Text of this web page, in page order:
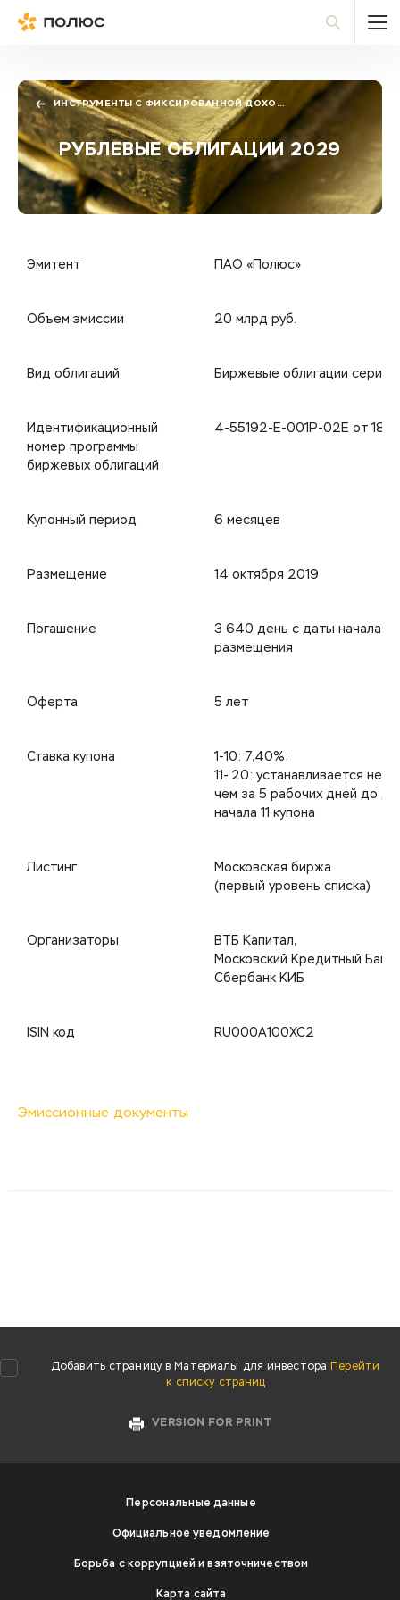
ИНСТРУМЕНТЫ С ФИКСИРОВАННОЙ ДОХОДНОСТЬЮ
РУБЛЕВЫЕ ОБЛИГАЦИИ 2029
Эмитент ПАО «Полюс»
Объем эмиссии 20 млрд руб.
Вид облигаций Биржевые облигации серии
Идентификационный
номер программы
биржевых облигаций
4-55192-Е-001Р-02Е от
Купонный период 6 месяцев
Размещение 14 октября 2019
Погашение
3 640 день с даты начала
размещения
Оферта 5 лет
Ставка купона
1-10: 7,40%;
11- 20: устанавливается не
чем за 5 рабочих дней до
начала 11 купона
Листинг
Московская биржа
(первый уровень списка)
Организаторы
ВТБ Капитал,
Московский Кредитный Банк,
Сбербанк КИБ
ISIN код RU000A100XC2
Эмиссионные документы
Добавить страницу в Материалы для инвестора
Перейти
к списку страниц
VERSION FOR PRINT
Персональные данные
Официальное уведомление
Борьба с коррупцией и взяточничеством
Карта сайта